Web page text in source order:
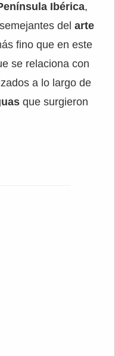
Ibérica,
del arte
fino que en este
se relaciona con
a lo largo de
que surgieron